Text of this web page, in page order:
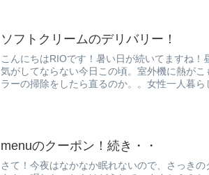
ソフトクリームのデリバリー！
こんにちはRIOです！暑い日が続いてますね
気がしてならない今日この頃。室外機に熱が
ラーの掃除をしたら直るのか。。女性一人暮
menuのクーポン！続き・・
さて！今夜はなかなか眠れないので、さっき